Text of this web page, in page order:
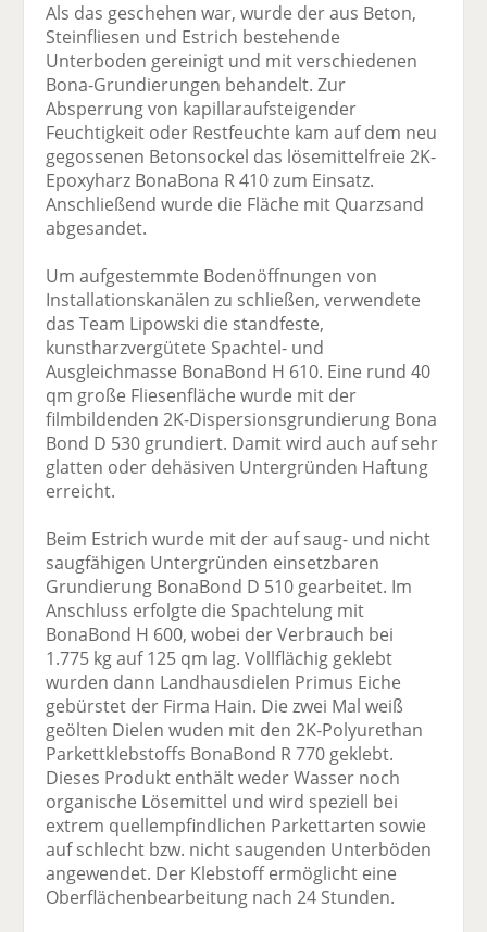
Als das geschehen war, wurde der aus Beton,
Steinfliesen und Estrich bestehende
Unterboden gereinigt und mit verschiedenen
Bona-Grundierungen behandelt. Zur
Absperrung von kapillaraufsteigender
Feuchtigkeit oder Restfeuchte kam auf dem neu
gegossenen Betonsockel das lösemittelfreie 2K-
Epoxyharz BonaBona R 410 zum Einsatz.
Anschließend wurde die Fläche mit Quarzsand
abgesandet.
Um aufgestemmte Bodenöffnungen von
Installationskanälen zu schließen, verwendete
das Team Lipowski die standfeste,
kunstharzvergütete Spachtel- und
Ausgleichmasse BonaBond H 610. Eine rund 40
qm große Fliesenfläche wurde mit der
filmbildenden 2K-Dispersionsgrundierung Bona
Bond D 530 grundiert. Damit wird auch auf sehr
glatten oder dehäsiven Untergründen Haftung
erreicht.
Beim Estrich wurde mit der auf saug- und nicht
saugfähigen Untergründen einsetzbaren
Grundierung BonaBond D 510 gearbeitet. Im
Anschluss erfolgte die Spachtelung mit
BonaBond H 600, wobei der Verbrauch bei
1.775 kg auf 125 qm lag. Vollflächig geklebt
wurden dann Landhausdielen Primus Eiche
gebürstet der Firma Hain. Die zwei Mal weiß
geölten Dielen wuden mit den 2K-Polyurethan
Parkettklebstoffs BonaBond R 770 geklebt.
Dieses Produkt enthält weder Wasser noch
organische Lösemittel und wird speziell bei
extrem quellempfindlichen Parkettarten sowie
auf schlecht bzw. nicht saugenden Unterböden
angewendet. Der Klebstoff ermöglicht eine
Oberflächenbearbeitung nach 24 Stunden.